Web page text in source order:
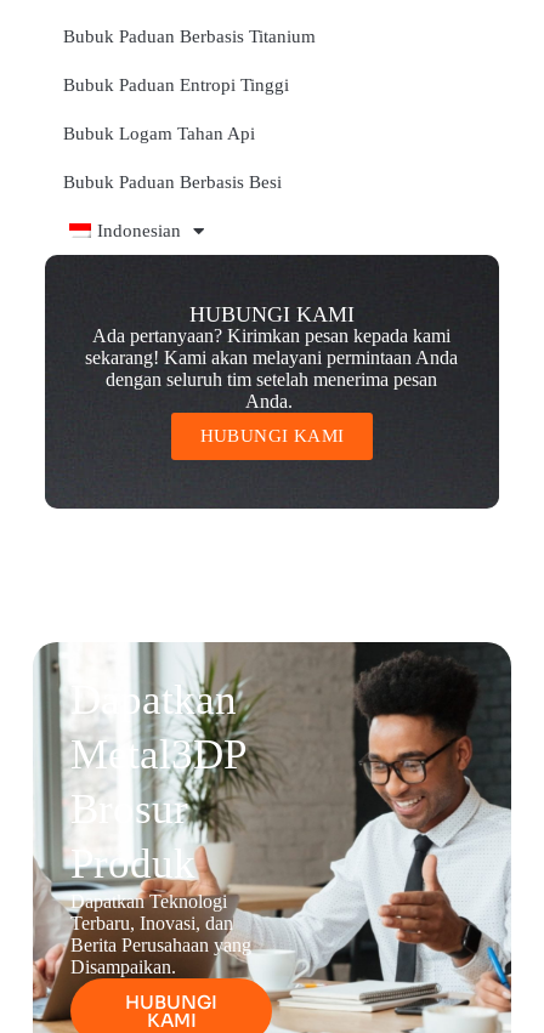
Bubuk Paduan Berbasis Titanium
Bubuk Paduan Entropi Tinggi
Bubuk Logam Tahan Api
Bubuk Paduan Berbasis Besi
Indonesian
HUBUNGI KAMI
Ada pertanyaan? Kirimkan pesan kepada kami
sekarang! Kami akan melayani permintaan Anda
dengan seluruh tim setelah menerima pesan
Anda.
HUBUNGI KAMI
Dapatkan
Metal3DP
Brosur
Produk
Dapatkan Teknologi
Terbaru, Inovasi, dan
Berita Perusahaan yang
Disampaikan.
HUBUNGI
KAMI